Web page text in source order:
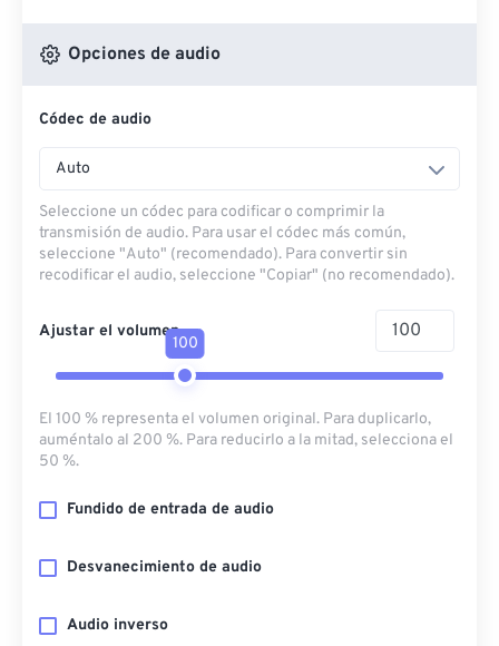
Desde OneDrive
Desde URL
Opciones de audio
Códec de audio
Auto
Seleccione un códec para codificar o comprimir la
transmisión de audio. Para usar el códec más común,
seleccione "Auto" (recomendado). Para convertir sin
recodificar el audio, seleccione "Copiar" (no recomendado).
Ajustar el volumen
100
El 100 % representa el volumen original. Para duplicarlo,
auméntalo al 200 %. Para reducirlo a la mitad, selecciona el
50 %.
Fundido de entrada de audio
Desvanecimiento de audio
Audio inverso